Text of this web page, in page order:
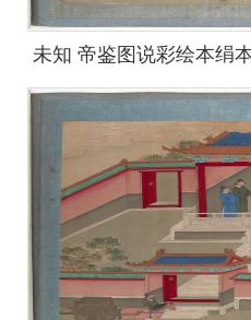
未知 帝鉴图说彩绘本绢